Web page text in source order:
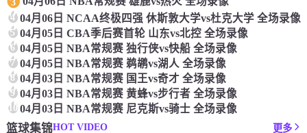
4 04月06日 NCAA终极四强 休斯敦大学vs杜克大学 全场录像
5 04月05日 CBA季后赛首轮 山东vs北控 全场录像
6 04月05日 NBA常规赛 独行侠vs快船 全场录像
7 04月05日 NBA常规赛 鹈鹕vs湖人 全场录像
8 04月03日 NBA常规赛 国王vs奇才 全场录像
9 04月03日 NBA常规赛 黄蜂vs步行者 全场录像
1004月03日 NBA常规赛 尼克斯vs骑士 全场录像
篮球集锦HOT VIDEO 更多